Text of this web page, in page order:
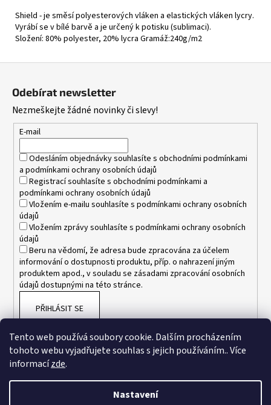
Tento web používá soubory cookie. Dalším procházením
tohoto webu vyjadřujete souhlas s jejich používáním.. Více
informacízde.
Nastavení
Shield - je směsí polyesterových vláken a elastických vláken lycry.
Vyrábí se v bílé barvě a je určený k potisku (sublimaci).
Složení: 80% polyester, 20% lycra Gramáž:240g/m2
Odebírat newsletter
Nezmeškejte žádné novinky či slevy!
E-mail
Odesláním objednávky souhlasíte s obchodními podmínkami
a podmínkami ochrany osobních údajů
Registrací souhlasíte s obchodními podmínkami a
podmínkami ochrany osobních údajů
Vložením e-mailu souhlasíte s podmínkami ochrany osobních
údajů
Vložením zprávy souhlasíte s podmínkami ochrany osobních
údajů
Beru na vědomí, že adresa bude zpracována za účelem
informování o dostupnosti produktu, příp. o nahrazení jiným
produktem apod., v souladu se zásadami zpracování osobních
údajů dostupnými na této stránce.
PŘIHLÁSIT SE